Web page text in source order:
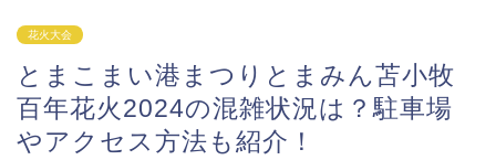
花火大会
とまこまい港まつりとまみん苫小牧
百年花火2024の混雑状況は？駐車場
やアクセス方法も紹介！